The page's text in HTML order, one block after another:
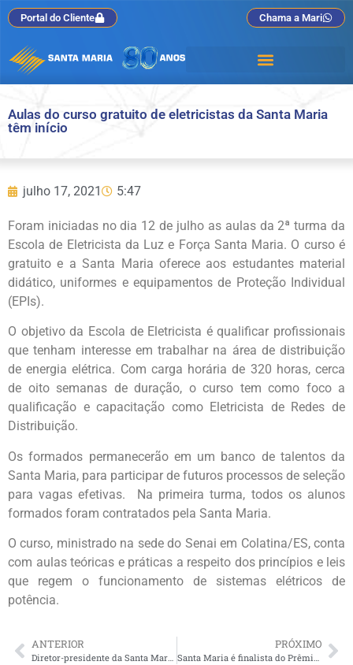
Portal do Cliente Chama a Mari
Aulas do curso gratuito de eletricistas da Santa Maria
têm início
julho 17, 2021 5:47
Foram iniciadas no dia 12 de julho as aulas da 2ª turma da
Escola de Eletricista da Luz e Força Santa Maria. O curso é
gratuito e a Santa Maria oferece aos estudantes material
didático, uniformes e equipamentos de Proteção Individual
(EPIs).
O objetivo da Escola de Eletricista é qualificar profissionais
que tenham interesse em trabalhar na área de distribuição
de energia elétrica. Com carga horária de 320 horas, cerca
de oito semanas de duração, o curso tem como foco a
qualificação e capacitação como Eletricista de Redes de
Distribuição.
Os formados permanecerão em um banco de talentos da
Santa Maria, para participar de futuros processos de seleção
para vagas efetivas. Na primeira turma, todos os alunos
formados foram contratados pela Santa Maria.
O curso, ministrado na sede do Senai em Colatina/ES, conta
com aulas teóricas e práticas a respeito dos princípios e leis
que regem o funcionamento de sistemas elétricos de
potência.
ANTERIOR
Diretor-presidente da Santa Maria celebra 89 anos nesta quarta-feira (23/06)
PRÓXIMO
Santa Maria é finalista do Prêmio ANEEL de Qualidade 2020